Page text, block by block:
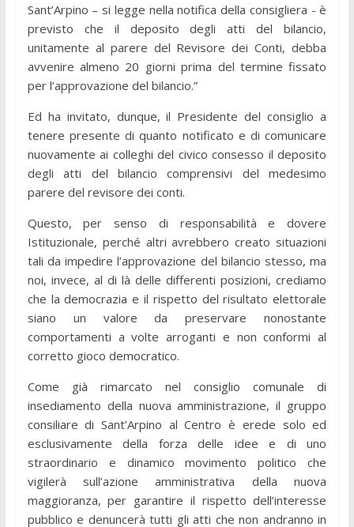
Sant’Arpino – si legge nella notifica della consigliera - è
previsto che il deposito degli atti del bilancio,
unitamente al parere del Revisore dei Conti, debba
avvenire almeno 20 giorni prima del termine fissato
per l’approvazione del bilancio.”
Ed ha invitato, dunque, il Presidente del consiglio a
tenere presente di quanto notificato e di comunicare
nuovamente ai colleghi del civico consesso il deposito
degli atti del bilancio comprensivi del medesimo
parere del revisore dei conti.
Questo, per senso di responsabilità e dovere
Istituzionale, perché altri avrebbero creato situazioni
tali da impedire l’approvazione del bilancio stesso, ma
noi, invece, al di là delle differenti posizioni, crediamo
che la democrazia e il rispetto del risultato elettorale
siano un valore da preservare nonostante
comportamenti a volte arroganti e non conformi al
corretto gioco democratico.
Come già rimarcato nel consiglio comunale di
insediamento della nuova amministrazione, il gruppo
consiliare di Sant’Arpino al Centro è erede solo ed
esclusivamente della forza delle idee e di uno
straordinario e dinamico movimento politico che
vigilerà sull’azione amministrativa della nuova
maggioranza, per garantire il rispetto dell’interesse
pubblico e denuncerà tutti gli atti che non andranno in